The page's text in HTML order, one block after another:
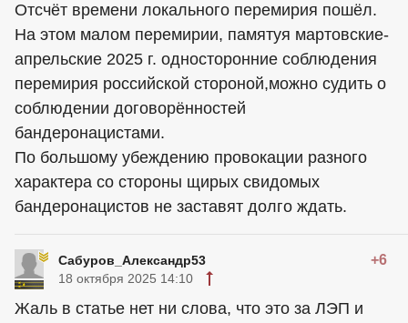
Отсчёт времени локального перемирия пошёл.
На этом малом перемирии, памятуя мартовские-
апрельские 2025 г. односторонние соблюдения
перемирия российской стороной,можно судить о
соблюдении договорённостей
бандеронацистами.
По большому убеждению провокации разного
характера со стороны щирых свидомых
бандеронацистов не заставят долго ждать.
Сабуров_Александр53 +6
18 октября 2025 14:10
Жаль в статье нет ни слова, что это за ЛЭП и